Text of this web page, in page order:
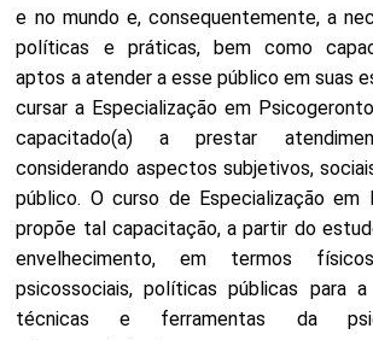
e no mundo e, consequentemente, a
políticas e práticas, bem como
aptos a atender a esse público em suas
cursar a Especialização em
capacitado(a) a prestar
considerando aspectos subjetivos,
público. O curso de Especialização em
propõe tal capacitação, a partir do
envelhecimento, em termos
psicossociais, políticas públicas para a
técnicas e ferramentas da